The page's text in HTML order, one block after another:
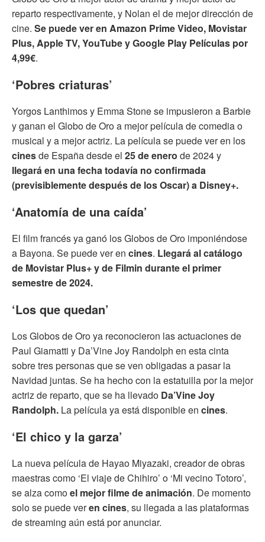
reparto respectivamente, y Nolan el de mejor dirección de
cine. Se puede ver en Amazon Prime Video, Movistar
Plus, Apple TV, YouTube y Google Play Películas por
4,99€.
‘Pobres criaturas’
Yorgos Lanthimos y Emma Stone se impusieron a Barbie
y ganan el Globo de Oro a mejor película de comedia o
musical y a mejor actriz. La película se puede ver en los
cinesde España desde el 25 de enero de 2024 y
llegará en una fecha todavía no confirmada
(previsiblemente después de los Oscar) a Disney+.
‘Anatomía de una caída’
El film francés ya ganó los Globos de Oro imponiéndose
a Bayona. Se puede ver en cines. Llegará al catálogo
de Movistar Plus+ y de Filmin durante el primer
semestre de 2024.
‘Los que quedan’
Los Globos de Oro ya reconocieron las actuaciones de
Paul Giamatti y Da’Vine Joy Randolph en esta cinta
sobre tres personas que se ven obligadas a pasar la
Navidad juntas. Se ha hecho con la estatuilla por la mejor
actriz de reparto, que se ha llevado Da’Vine Joy
Randolph. La película ya está disponible en cines.
‘El chico y la garza’
La nueva película de Hayao Miyazaki, creador de obras
maestras como ‘El viaje de Chihiro’ o ‘Mi vecino Totoro’,
se alza comoel mejor filme de animación. De momento
solo se puede veren cines, su llegada a las plataformas
de streaming aún está por anunciar.